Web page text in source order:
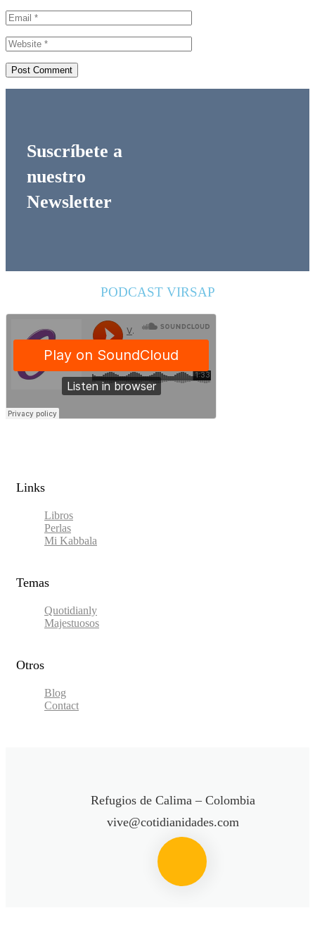
Suscríbete a
nuestro
Newsletter
PODCAST VIRSAP
Links​
Libros
Perlas
Mi Kabbala
Temas
Quotidianly
Majestuosos
Otros
Blog
Contact
Refugios de Calima – Colombia
vive@cotidianidades.com